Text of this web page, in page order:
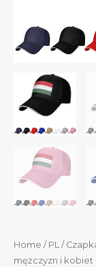
Home / PL /
mężczyzn i kobiet